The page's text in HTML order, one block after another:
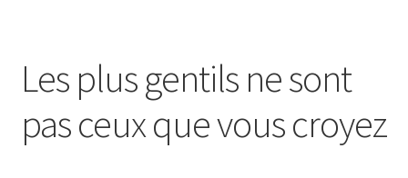
Les plus gentils ne sont
pas ceux que vous croyez